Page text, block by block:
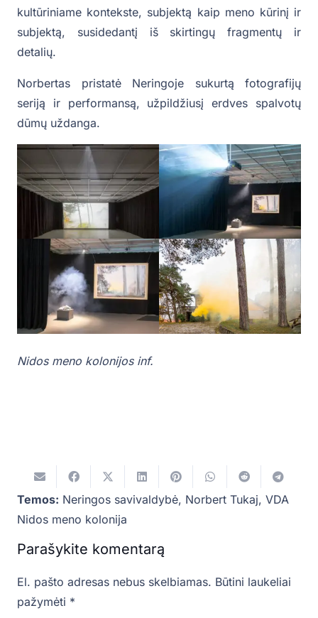
kultūriniame kontekste, subjektą kaip meno kūrinį ir
subjektą, susidedantį iš skirtingų fragmentų ir
detalių.
Norbertas pristatė Neringoje sukurtą fotografijų
seriją ir performansą, užpildžiusį erdves spalvotų
dūmų uždanga.
Nidos meno kolonijos inf.
Temos: Neringos savivaldybė, Norbert Tukaj, VDA
Nidos meno kolonija
Parašykite komentarą
El. pašto adresas nebus skelbiamas. Būtini laukeliai
pažymėti *